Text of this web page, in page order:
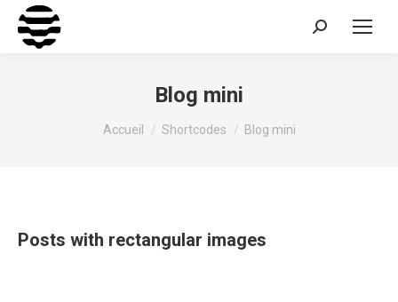
Recherche
Blog mini
Vous êtes ici :
Accueil Shortcodes Blog mini
Posts with rectangular images